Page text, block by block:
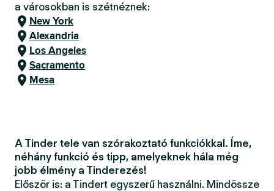
a városokban is szétnéznek:
New York
Alexandria
Los Angeles
Sacramento
Mesa
A Tinder tele van szórakoztató funkciókkal. Íme,
néhány funkció és tipp, amelyeknek hála még
jobb élmény a Tinderezés!
Először is: a Tindert egyszerű használni. Mindössze